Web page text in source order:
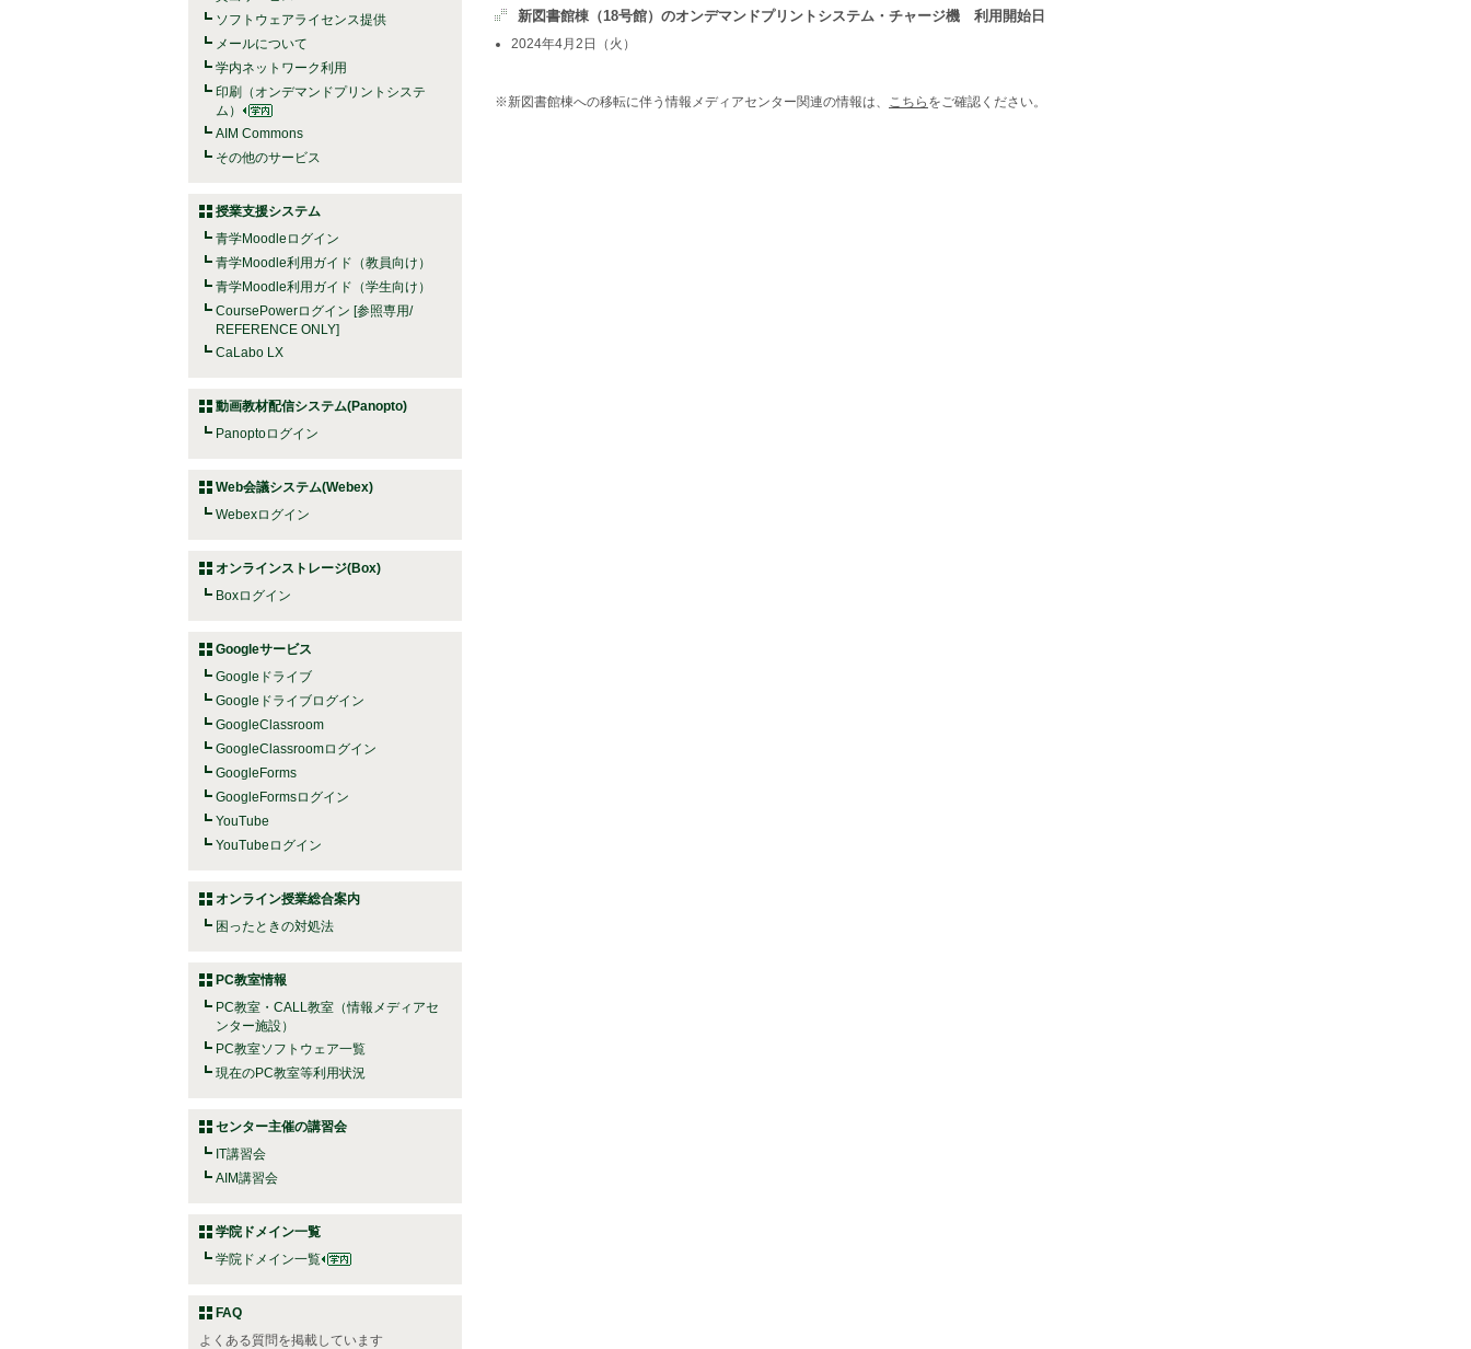
ソフトウェアライセンス提供
メールについて
学内ネットワーク利用
印刷（オンデマンドプリントシステ
ム）
AIM Commons
その他のサービス
授業支援システム
青学Moodleログイン
青学Moodle利用ガイド（教員向け）
青学Moodle利用ガイド（学生向け）
CoursePowerログイン [参照専用/
REFERENCE ONLY]
CaLabo LX
動画教材配信システム(Panopto)
Panoptoログイン
Web会議システム(Webex)
Webexログイン
オンラインストレージ(Box)
Boxログイン
Googleサービス
Googleドライブ
Googleドライブログイン
GoogleClassroom
GoogleClassroomログイン
GoogleForms
GoogleFormsログイン
YouTube
YouTubeログイン
オンライン授業総合案内
困ったときの対処法
PC教室情報
PC教室・CALL教室（情報メディアセ
ンター施設）
PC教室ソフトウェア一覧
現在のPC教室等利用状況
センター主催の講習会
IT講習会
AIM講習会
学院ドメイン一覧
学院ドメイン一覧
FAQ
よくある質問を掲載しています
新図書館棟（18号館）のオンデマンドプリントシステム・チャージ機 利用開始日
2024年4月2日（火）
※新図書館棟への移転に伴う情報メディアセンター関連の情報は、 こちら をご確認ください。